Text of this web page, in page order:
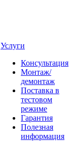
Услуги
Консультация
Монтаж/
демонтаж
Поставка в
тестовом
режиме
Гарантия
Полезная
информация